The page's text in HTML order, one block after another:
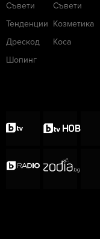
Съвети
Тенденции
Дрескод
Шопинг
Съвети
Козметика
Коса